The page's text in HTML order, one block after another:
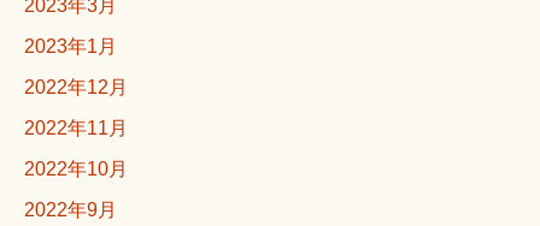
2023年3月
2023年1月
2022年12月
2022年11月
2022年10月
2022年9月